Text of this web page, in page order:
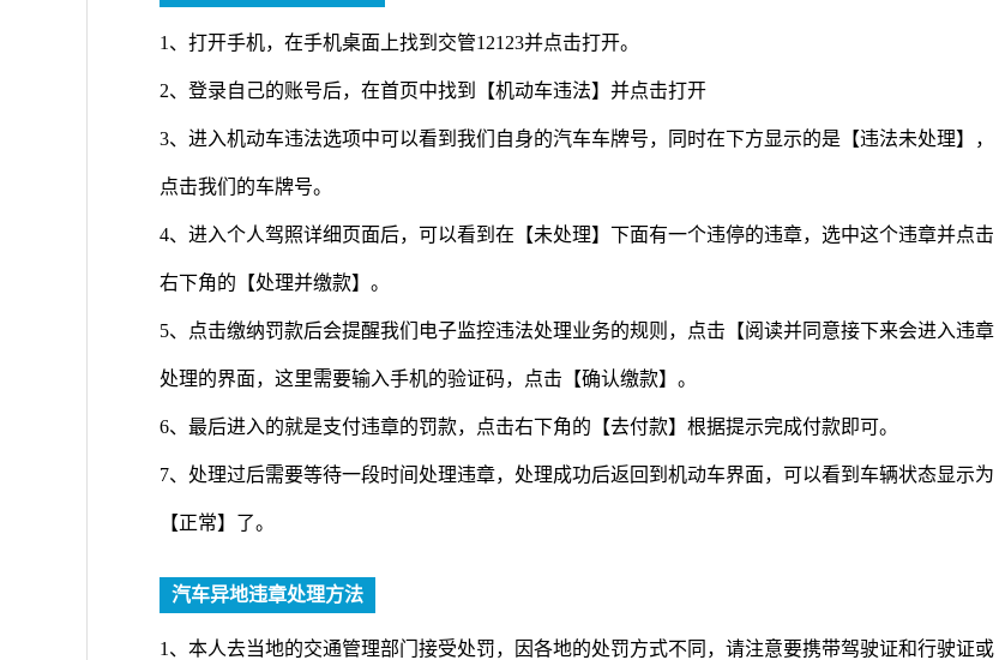
1、打开手机，在手机桌面上找到交管12123并点击打开。
2、登录自己的账号后，在首页中找到【机动车违法】并点击打开
3、进入机动车违法选项中可以看到我们自身的汽车车牌号，同时在下方显示的是【违法未处理】，
点击我们的车牌号。
4、进入个人驾照详细页面后，可以看到在【未处理】下面有一个违停的违章，选中这个违章并点击
右下角的【处理并缴款】。
5、点击缴纳罚款后会提醒我们电子监控违法处理业务的规则，点击【阅读并同意接下来会进入违章
处理的界面，这里需要输入手机的验证码，点击【确认缴款】。
6、最后进入的就是支付违章的罚款，点击右下角的【去付款】根据提示完成付款即可。
7、处理过后需要等待一段时间处理违章，处理成功后返回到机动车界面，可以看到车辆状态显示为
【正常】了。
汽车异地违章处理方法
1、本人去当地的交通管理部门接受处罚，因各地的处罚方式不同，请注意要携带驾驶证和行驶证或